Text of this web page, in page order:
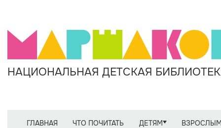
НАЦИОНАЛЬНАЯ ДЕТСКАЯ
ГЛАВНАЯ ЧТО ПОЧИТАТЬ ДЕТЯМ